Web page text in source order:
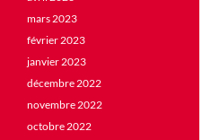
mars 2023
février 2023
janvier 2023
décembre 2022
novembre 2022
octobre 2022